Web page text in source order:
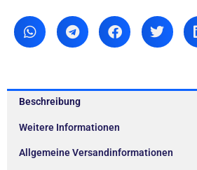
Beschreibung
Weitere Informationen
Allgemeine Versandinformationen